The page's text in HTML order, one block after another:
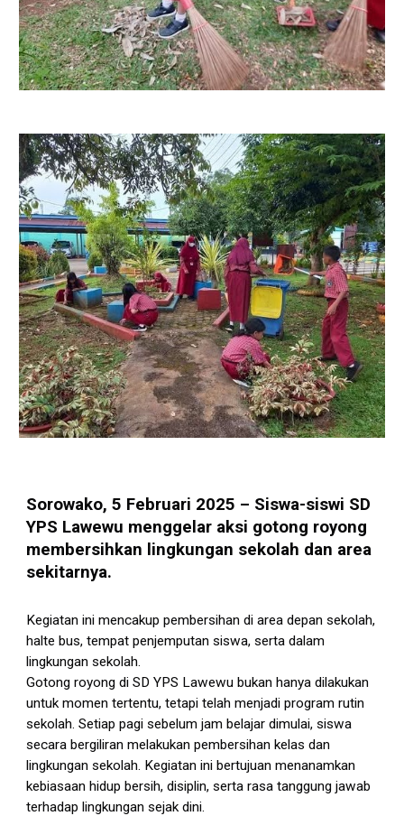
Sorowako, 5 Februari 2025 – Siswa-siswi SD
YPS Lawewu menggelar aksi gotong royong
membersihkan lingkungan sekolah dan area
sekitarnya.
Kegiatan ini mencakup pembersihan di area depan sekolah,
halte bus, tempat penjemputan siswa, serta dalam
lingkungan sekolah.
Gotong royong di SD YPS Lawewu bukan hanya dilakukan
untuk momen tertentu, tetapi telah menjadi program rutin
sekolah. Setiap pagi sebelum jam belajar dimulai, siswa
secara bergiliran melakukan pembersihan kelas dan
lingkungan sekolah. Kegiatan ini bertujuan menanamkan
kebiasaan hidup bersih, disiplin, serta rasa tanggung jawab
terhadap lingkungan sejak dini.